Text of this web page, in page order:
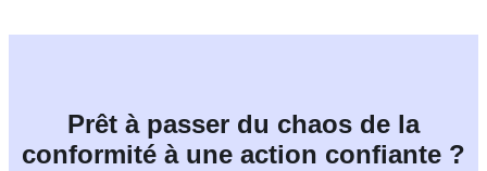
Prêt à passer du chaos de la
conformité à une action confiante ?